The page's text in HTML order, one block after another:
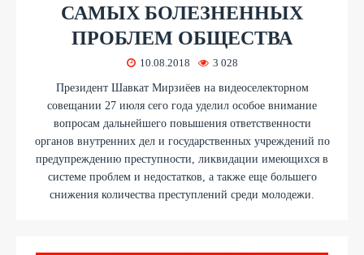
САМЫХ БОЛЕЗНЕННЫХ
ПРОБЛЕМ ОБЩЕСТВА
10.08.2018 3 028
Президент Шавкат Мирзиёев на видеоселекторном
совещании 27 июля сего года уделил особое внимание
вопросам дальнейшего повышения ответственности
органов внутренних дел и государственных учреждений по
предупреждению преступности, ликвидации имеющихся в
системе проблем и недостатков, а также еще большего
снижения количества преступлений среди молодежи.